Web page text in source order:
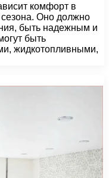
комфорт в
Оно должно
быть надежным и
быть
жидкотопливными,